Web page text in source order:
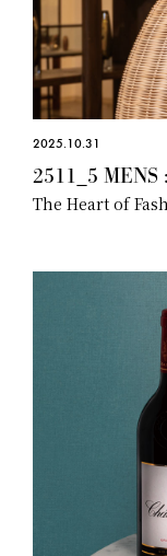
2025.10.31
2511_5
The Heart of